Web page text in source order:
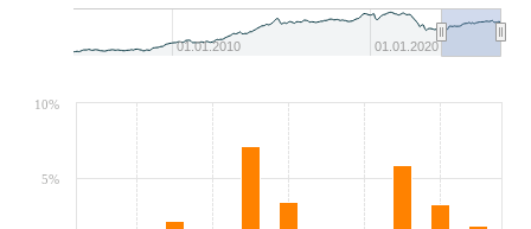
01.01.2010 01.01.2020
5%
10%